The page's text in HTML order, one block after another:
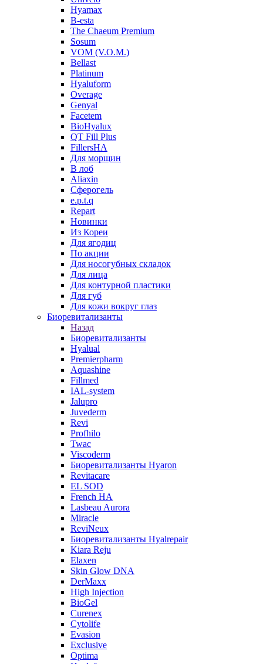
Hyamax
B-esta
The Chaeum Premium
Sosum
VOM (V.O.M.)
Bellast
Platinum
Hyaluform
Overage
Genyal
Facetem
BioHyalux
QT Fill Plus
FillersHA
Для морщин
В лоб
Aliaxin
Сферогель
e.p.t.q
Repart
Новинки
Из Кореи
Для ягодиц
По акции
Для носогубных складок
Для лица
Для контурной пластики
Для губ
Для кожи вокруг глаз
Биоревитализанты
Назад
Биоревитализанты
Hyalual
Premierpharm
Aquashine
Fillmed
IAL-system
Jalupro
Juvederm
Revi
Profhilo
Twac
Viscoderm
Биоревитализанты Hyaron
Revitacare
EL SOD
French HA
Lasbeau Aurora
Miracle
ReviNeux
Биоревитализанты Hyalrepair
Kiara Reju
Elaxen
Skin Glow DNA
DerMaxx
High Injection
BioGel
Curenex
Cytolife
Evasion
Exclusive
Optima